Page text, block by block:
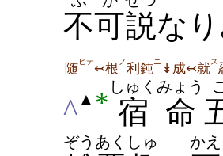
不可説なり
随ヒテ↢根 ノ利鈍ニ ↡成↢就ス
^ ▲ * 宿命
しゅくみょう
ぞう あくしゅ かえ